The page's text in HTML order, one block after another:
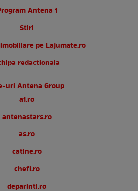
Antena 1
Stiri
pe Lajumate.ro
redactionala
uri Antena Group
a1.ro
antenastars.ro
as.ro
catine.ro
chefi.ro
deparinti.ro